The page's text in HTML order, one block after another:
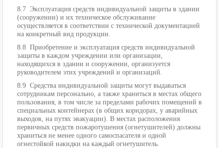
8.7 Эксплуатация средств индивидуальной защиты в здании
(сооружении) и их техническое обслуживание
осуществляется в соответствии с технической документацией
на конкретный вид продукции.
8.8 Приобретение и эксплуатация средств индивидуальной
защиты в каждом учреждении или организации,
находящихся в здании и сооружении, организуется
руководителем этих учреждений и организаций.
8.9 Средства индивидуальной защиты могут выдаваться
сотрудникам персонально, а также храниться в местах общего
пользования, в том числе за пределами рабочих помещений в
специальных контейнерах (в общих коридорах, у аварийных
выходов, на путях эвакуации). В местах расположения
первичных средств пожаротушения (огнетушителей) должны
храниться не менее одного самоспасателя и одной
огнестойкой накидки на каждый огнетушитель.